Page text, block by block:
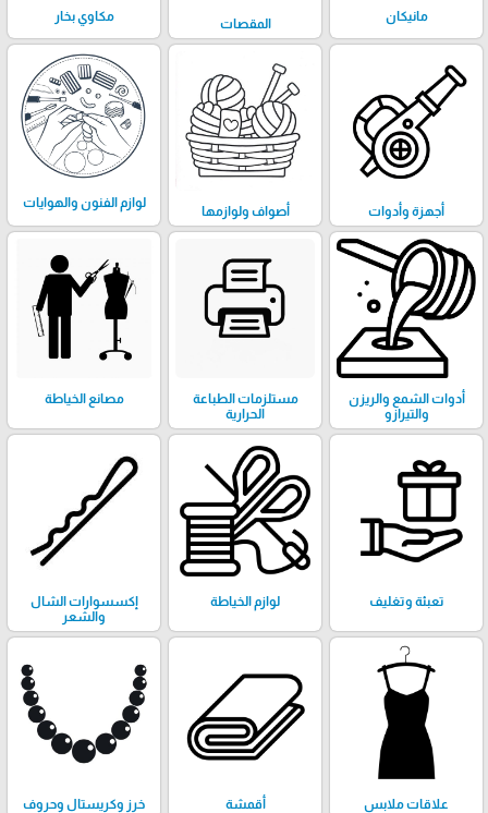
مانيكان المقصات مكاوي بخار
أجهزة وأدوات أصواف ولوازمها
لوازم الفنون والهوايات
أدوات الشمع والريزن
والتيرازو
مستلزمات الطباعة
الحرارية
مصانع الخياطة
تعبئة وتغليف لوازم الخياطة
إكسسوارات الشال
والشعر
علاقات ملابس أقمشة خرز وكريستال وحروف